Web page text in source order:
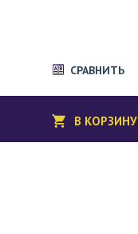
СРАВНИТЬ
В КОРЗИНУ